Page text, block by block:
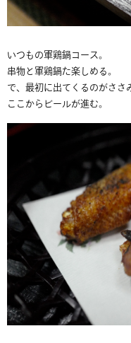
いつもの軍鶏鍋コース。
串物と軍鶏鍋た楽しめる。
で、最初に出てくるのがささ
ここからビールが進む。